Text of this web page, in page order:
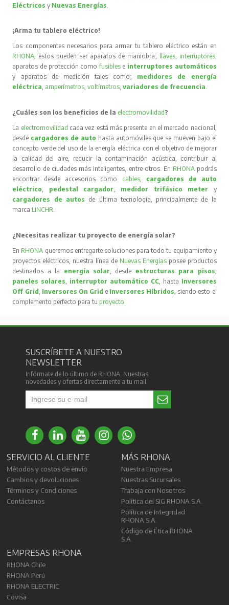
Eléctricos y Nuevas Energías.
¡Arma tu tablero eléctrico!
Los componentes necesarios para armar tu tablero eléctrico están en
RHONA, estos pueden ser aparatos de maniobra; llaves, interruptores,
aparatos de protección comofusibles e interruptores automáticos
y aparatos de medición tales como; medidores de energía
eléctrica, amperímetros,voltímetros,variadores de frecuencia.
¿Cuáles son los beneficios de la electromovilidad ?
La electromovilidad cada vez está más presente en el mercado nacional,
desde cargadores de auto hasta automóviles que se mueven bajo el
concepto verde del uso de la energía eléctrica con el objetivo de mejorar
la calidad del aire, reducir la contaminación acústica, contribuir al
desarrollo de ciudades más inteligentes, entre otros. En RHONA podrás
encontrar desde accesorios como cables, cargadores de auto
eléctrico, pedestal cargador, medidor trifásico meter
y
cargadores de autos de última tecnología, principalmente de la
marca LINCHR.
¿Necesitas realizar tu proyecto de energía solar?
En RHONA queremos entregarte soluciones para todo tu equipamiento y
proyectos eléctricos, nuestra línea de Nuevas Energíasposee productos
destinados a la energía solar, desde estructuras para pisos,
paneles solares, interruptor automático CC, hasta Inversores
Off Grid, Inversores On Grid e Inversores Híbridos, siendo esto el
complemento perfecto para tu proyecto.
SUSCRÍBETE A NUESTRO
NEWSLETTER
Infórmate de lo último de RHONA. Nuestras
novedades y ofertas directamente a tu mail.
SERVICIO AL CLIENTE
Métodos y costos de envío
Cambios y devoluciones
Términos y Condiciones
Contáctanos
MÁS RHONA
Nuestra Empresa
Nuestras Sucursales
Trabaja con Nosotros
Política del SIG RHONA S.A.
Política de Integridad
RHONA S.A.
Código de Ética RHONA
S.A.
EMPRESAS RHONA
RHONA Chile
RHONA Perú
RHONA ELECTRIC
Covisa